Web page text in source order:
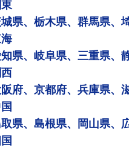
県、栃木県、群馬県、
県、岐阜県、三重県、
府、京都府、兵庫県、
県、島根県、岡山県、